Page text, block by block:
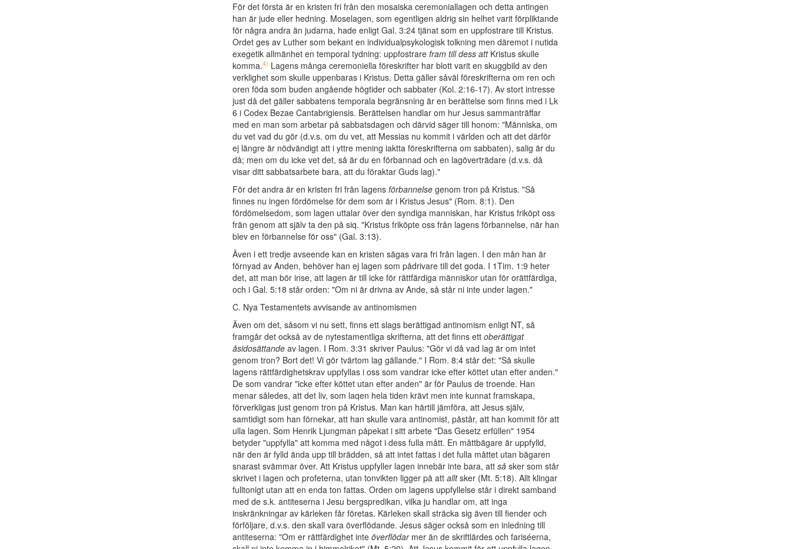
För det första är en kristen fri från den mosaiska ceremoniallagen och detta antingen
han är jude eller hedning. Moselagen, som egentligen aldrig sin helhet varit förpliktande
för några andra än judarna, hade enligt Gal. 3:24 tjänat som en uppfostrare till Kristus.
Ordet ges av Luther som bekant en individualpsykologisk tolkning men däremot i nutida
exegetik allmänhet en temporal tydning: uppfostrare fram till dess attKristus skulle
komma.4) Lagens många ceremoniella föreskrifter har blott varit en skuggbild av den
verklighet som skulle uppenbaras i Kristus. Detta gäller såväl föreskrifterna om ren och
oren föda som buden angående högtider och sabbater (Kol. 2:16-17). Av stort intresse
just då det gäller sabbatens temporala begränsning är en berättelse som finns med i Lk
6 i Codex Bezae Cantabrigiensis. Berättelsen handlar om hur Jesus sammanträffar
med en man som arbetar på sabbatsdagen och därvid säger till honom: "Människa, om
du vet vad du gör (d.v.s. om du vet, att Messias nu kommit i världen och att det därför
ej längre är nödvändigt att i yttre mening iaktta föreskrifterna om sabbaten), salig är du
då; men om du icke vet det, så är du en förbannad och en lagöverträdare (d.v.s. då
visar ditt sabbatsarbete bara, att du föraktar Guds lag)."
För det andra är en kristen fri från lagens förbannelsegenom tron på Kristus. "Så
finnes nu ingen fördömelse för dem som är i Kristus Jesus" (Rom. 8:1). Den
fördömelsedom, som lagen uttalar över den syndiga manniskan, har Kristus friköpt oss
frän genom att själv ta den på siq. "Kristus friköpte oss från lagens förbannelse, när han
blev en förbannelse för oss" (Gal. 3:13).
Även i ett tredje avseende kan en kristen sägas vara fri från lagen. I den mån han är
förnyad av Anden, behöver han ej lagen som pådrivare till det goda. I 1Tim. 1:9 heter
det, att man bör inse, att lagen är till icke för rättfärdiga människor utan för orättfärdiga,
och i Gal. 5:18 står orden: "Om ni är drivna av Ande, så står ni inte under lagen."
C. Nya Testamentets avvisande av antinomismen
Även om det, såsom vi nu sett, finns ett slags berättigad antinomism enligt NT, så
framgår det också av de nytestamentliga skrifterna, att det finns ett oberättigat
åsidosättandeav lagen. I Rom. 3:31 skriver Paulus: "Gör vi då vad lag är om intet
genom tron? Bort det! Vi gör tvärtom lag gällande." I Rom. 8:4 står det: "Så skulle
lagens rättfärdighetskrav uppfyllas i oss som vandrar icke efter köttet utan efter anden."
De som vandrar "icke efter köttet utan efter anden" är för Paulus de troende. Han
menar således, att det liv, som laqen hela tiden krävt men inte kunnat framskapa,
förverkligas just genom tron på Kristus. Man kan härtill jämföra, att Jesus själv,
samtidigt som han förnekar, att han skulle vara antinomist, påstår, att han kommit för att
ulla lagen. Som Henrik Ljungman påpekat i sitt arbete "Das Gesetz erfüllen" 1954
betyder "uppfylla" att komma med något i dess fulla mått. En måttbägare är uppfylld,
när den är fylld ända upp till brädden, så att intet fattas i det fulla måttet utan bägaren
snarast svämmar över. Att Kristus uppfyller lagen innebär inte bara, att såsker som står
skrivet i lagen och profeterna, utan tonvikten ligger på att alltsker (Mt. 5:18). Allt klingar
fulltonigt utan att en enda ton fattas. Orden om lagens uppfyllelse står i direkt samband
med de s.k. antiteserna i Jesu bergspredikan, vilka ju handlar om, att inga
inskränkningar av kärleken får företas. Kärleken skall sträcka sig även till fiender och
förföljare, d.v.s. den skall vara överflödande. Jesus säger också som en inledning till
antiteserna: "Om er rättfärdighet inte överflödarmer än de skriftlärdes och fariséerna,